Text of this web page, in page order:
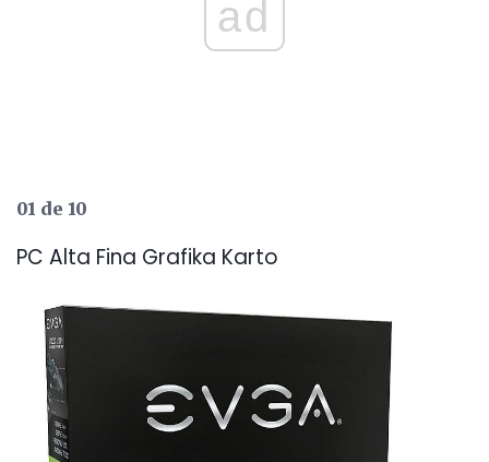
ad
01 de 10
PC Alta Fina Grafika Karto